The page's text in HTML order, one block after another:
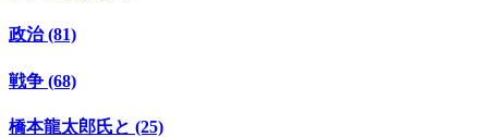
政治 (81)
戦争 (68)
橋本龍太郎氏と (25)